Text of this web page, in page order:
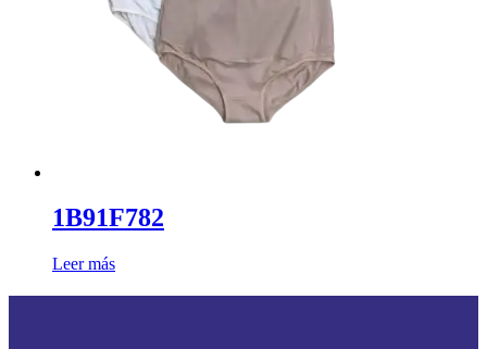
1B91F782
Leer más